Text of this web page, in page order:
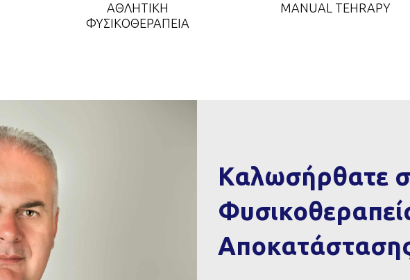
ΑΘΛΗΤΙΚΗ
ΦΥΣΙΚΟΘΕΡΑΠΕΙΑ
MANUAL TEHRAPY
Καλωσήρθατε